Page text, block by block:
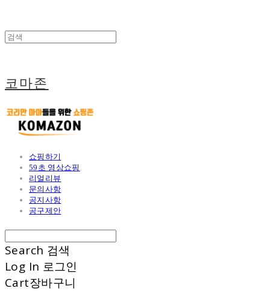
코마존
쇼핑하기
59초 영상쇼핑
리얼리뷰
문의사항
공지사항
공구제안
Search 검색
Log In 로그인
Cart장바구니